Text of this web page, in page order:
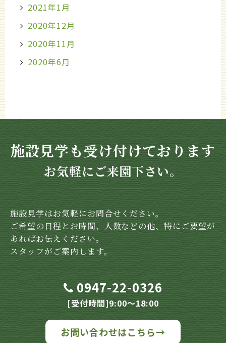
2021年1月
2020年12月
2020年11月
2020年6月
施設見学も受け付けております
お気軽にご来園下さい。
施設見学はお気軽にお問合せください。
ご希望の日程とお時間、人数などの他、特にご要望が
あればお伝えください。
スタッフがご案内します。
0947-22-0326
[受付時間]9:00～18:00
お問い合わせはこちら→